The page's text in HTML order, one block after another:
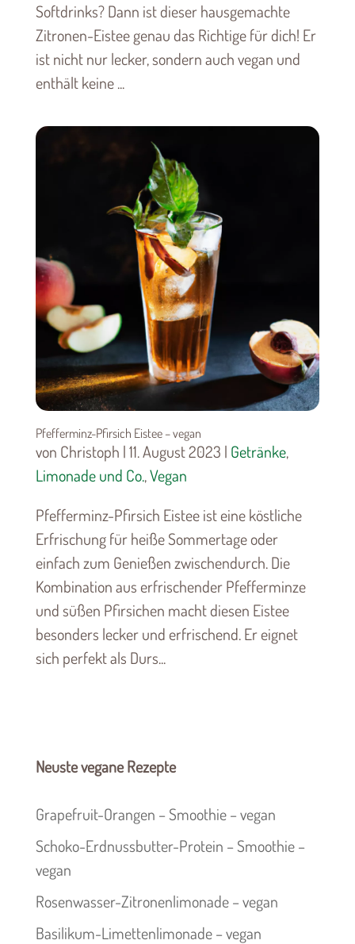
Softdrinks? Dann ist dieser hausgemachte
Zitronen-Eistee genau das Richtige für dich! Er
ist nicht nur lecker, sondern auch vegan und
enthält keine ...
Pfefferminz-Pfirsich Eistee – vegan
von Christoph | 11. August 2023 | Getränke,
Limonade und Co.,Vegan
Pfefferminz-Pfirsich Eistee ist eine köstliche
Erfrischung für heiße Sommertage oder
einfach zum Genießen zwischendurch. Die
Kombination aus erfrischender Pfefferminze
und süßen Pfirsichen macht diesen Eistee
besonders lecker und erfrischend. Er eignet
sich perfekt als Durs...
Neuste vegane Rezepte
Grapefruit-Orangen – Smoothie – vegan
Schoko-Erdnussbutter-Protein – Smoothie –
vegan
Rosenwasser-Zitronenlimonade – vegan
Basilikum-Limettenlimonade – vegan